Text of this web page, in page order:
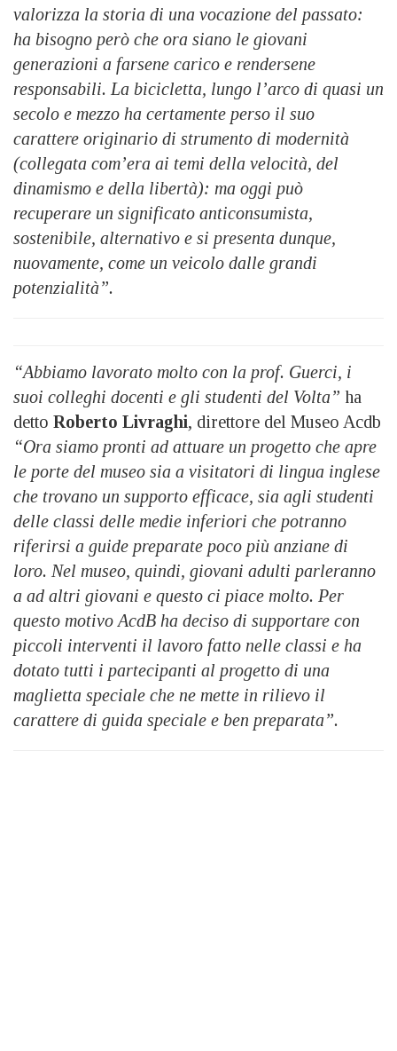
valorizza la storia di una vocazione del passato:
ha bisogno però che ora siano le giovani
generazioni a farsene carico e rendersene
responsabili. La bicicletta, lungo l’arco di quasi un
secolo e mezzo ha certamente perso il suo
carattere originario di strumento di modernità
(collegata com’era ai temi della velocità, del
dinamismo e della libertà): ma oggi può
recuperare un significato anticonsumista,
sostenibile, alternativo e si presenta dunque,
nuovamente, come un veicolo dalle grandi
potenzialità”.
“Abbiamo lavorato molto con la prof. Guerci, i
suoi colleghi docenti e gli studenti del Volta” ha
detto Roberto Livraghi, direttore del Museo Acdb
“Ora siamo pronti ad attuare un progetto che apre
le porte del museo sia a visitatori di lingua inglese
che trovano un supporto efficace, sia agli studenti
delle classi delle medie inferiori che potranno
riferirsi a guide preparate poco più anziane di
loro. Nel museo, quindi, giovani adulti parleranno
a ad altri giovani e questo ci piace molto. Per
questo motivo AcdB ha deciso di supportare con
piccoli interventi il lavoro fatto nelle classi e ha
dotato tutti i partecipanti al progetto di una
maglietta speciale che ne mette in rilievo il
carattere di guida speciale e ben preparata”.